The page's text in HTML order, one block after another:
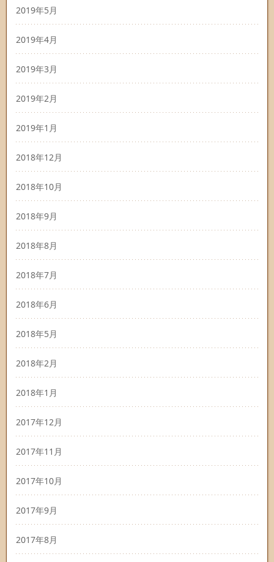
2019年5月
2019年4月
2019年3月
2019年2月
2019年1月
2018年12月
2018年10月
2018年9月
2018年8月
2018年7月
2018年6月
2018年5月
2018年2月
2018年1月
2017年12月
2017年11月
2017年10月
2017年9月
2017年8月